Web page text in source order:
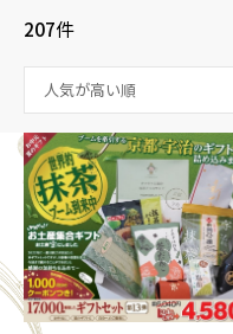
207件